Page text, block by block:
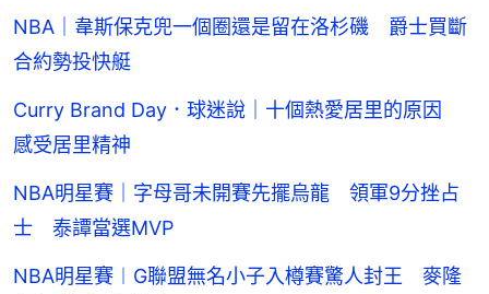
NBA｜韋斯保克兜一個圈還是留在洛杉磯 爵士買斷
合約勢投快艇
Curry Brand Day．球迷說｜十個熱愛居里的原因
感受居里精神
NBA明星賽｜字母哥未開賽先擺烏龍 領軍9分挫占
士 泰譚當選MVP
NBA明星賽︱G聯盟無名小子入樽賽驚人封王 麥隆